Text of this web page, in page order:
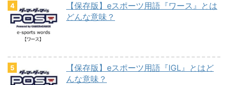
【保存版】eスポーツ用語『ワース』とは
どんな意味？
【保存版】eスポーツ用語『IGL』とはど
んな意味？